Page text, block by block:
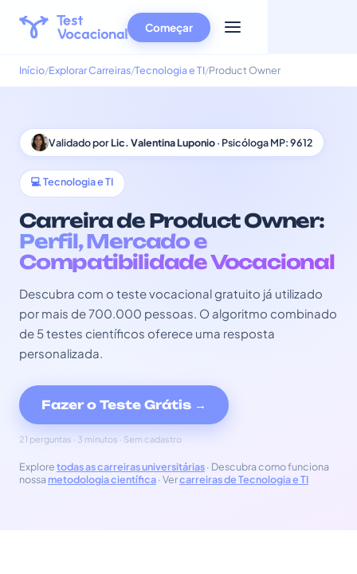
Começar
Início Explorar Carreiras Tecnologia e TI Product Owner
Validado porLic. Valentina Luponio· Psicóloga MP: 9612
💻 Tecnologia e TI
Carreira de Product Owner:
Perfil, Mercado e
Compatibilidade Vocacional
Descubra com o teste vocacional gratuito já utilizado
por mais de 700.000 pessoas. O algoritmo combinado
de 5 testes científicos oferece uma resposta
personalizada.
Fazer o Teste Grátis →
21 perguntas · 3 minutos · Sem cadastro
Exploretodas as carreiras universitárias· Descubra como funciona
nossa metodologia científica· Vercarreiras de Tecnologia e TI